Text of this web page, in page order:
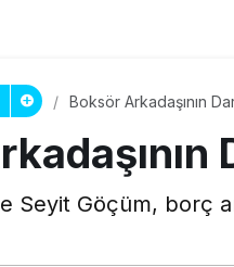
Boksör Arkadaşının
Seyit Göçüm, borç